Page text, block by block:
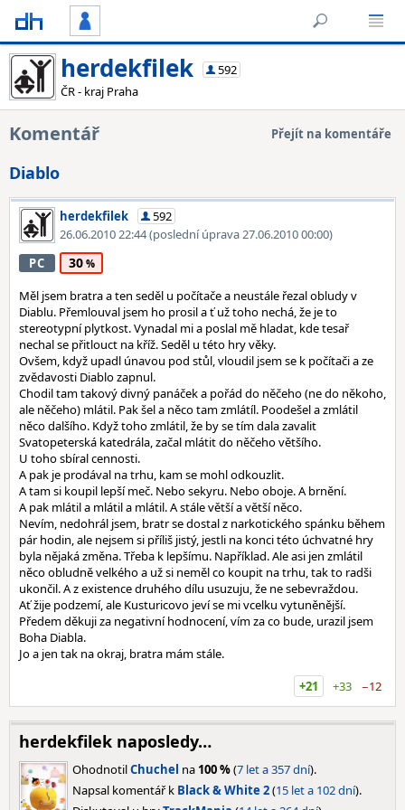
herdekfilek
592
ČR - kraj Praha
Komentář Přejít na komentáře
Diablo
herdekfilek
592
26.06.2010 22:44(poslední úprava 27.06.2010 00:00)
PC
30
Měl jsem bratra a ten seděl u počítače a neustále řezal obludy v
Diablu. Přemlouval jsem ho prosil a ť už toho nechá, že je to
stereotypní plytkost. Vynadal mi a poslal mě hladat, kde tesař
nechal se přitlouct na kříž. Seděl u této hry věky.
Ovšem, když upadl únavou pod stůl, vloudil jsem se k počítači a ze
zvědavosti Diablo zapnul.
Chodil tam takový divný panáček a pořád do něčeho (ne do někoho,
ale něčeho) mlátil. Pak šel a něco tam zmlátíl. Poodešel a zmlátil
něco dalšího. Když toho zmlátil, že by se tím dala zavalit
Svatopeterská katedrála, začal mlátit do něčeho většího.
U toho sbíral cennosti.
A pak je prodával na trhu, kam se mohl odkouzlit.
A tam si koupil lepší meč. Nebo sekyru. Nebo oboje. A brnění.
A pak mlátil a mlátil a mlátil. A stále větší a větší něco.
Nevím, nedohrál jsem, bratr se dostal z narkotického spánku během
pár hodin, ale nejsem si příliš jistý, jestli na konci této úchvatné hry
byla nějaká změna. Třeba k lepšímu. Například. Ale asi jen zmlátil
něco obludně velkého a už si neměl co koupit na trhu, tak to radši
ukončil. A z existence druhého dílu usuzuju, že ne sebevraždou.
Ať žije podzemí, ale Kusturicovo jeví se mi vcelku vytuněnější.
Předem děkuji za negativní hodnocení, vím za co bude, urazil jsem
Boha Diabla.
Jo a jen tak na okraj, bratra mám stále.
+21
+33 −12
herdekfilek naposledy…
OhodnotilChuchel na 100 %(7 let a 357 dní).
Napsal komentář k Black & White 2(15 let a 102 dní).